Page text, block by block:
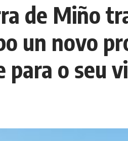
de Miño
un novo
o seu